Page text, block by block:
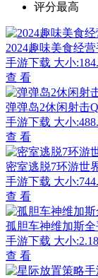
评分最高
2024趣味美食经
手游下载 大小
查 看
弹弹岛2休闲射击
手游下载 大小
查 看
密室逃脱7环游世
手游下载 大小
查 看
孤胆车神维加斯
手游下载 大小
查 看